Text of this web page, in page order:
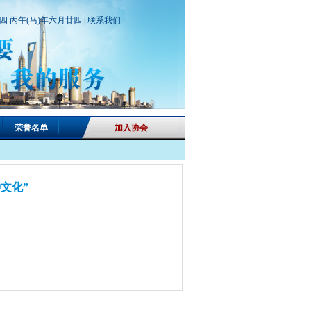
丙午(马)年六月廿四 | 联系我们
荣誉名单 加入协会
化”